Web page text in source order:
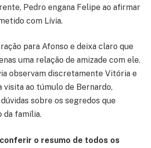
Pedro engana Felipe ao afirmar
com Lívia.
para Afonso e deixa claro que
uma relação de amizade com ele.
observam discretamente Vitória e
visita ao túmulo de Bernardo,
sobre os segredos que
da família.
o resumo de todos os